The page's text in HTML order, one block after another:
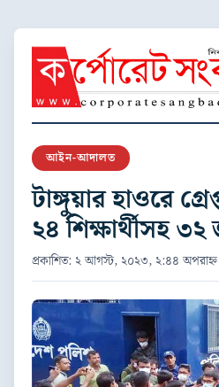
আইন-আদালত
টাঙ্গুয়ার হাওরে
২৪ শিক্ষার্থীসহ
প্রকাশিত: ২ আগস্ট, ২০২৩, ২:৪৪ অপরাহ্ন